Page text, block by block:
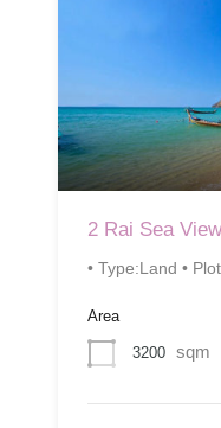
2 Rai Sea
• Type:Land •
Area
3200 sqm